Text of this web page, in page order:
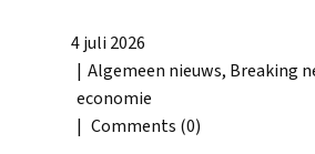
4 juli 2026
Algemeen nieuws, Breaking
economie
Comments (0)